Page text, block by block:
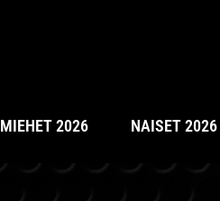
MIEHET 2026 NAISET 2026